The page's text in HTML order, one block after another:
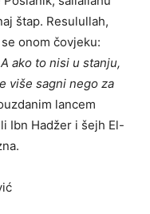
štap. Resulullah,
onom čovjeku:
ako to nisi u stanju,
više sagni nego za
lancem
Ibn Hadžer i šejh El-